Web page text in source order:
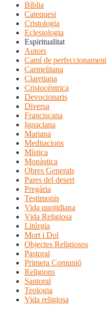
Bíblia
Catequesi
Cristologia
Eclesiologia
Espiritualitat
Autors
Camí de perfeccionament
Carmelitana
Claretiana
Cristocéntrica
Devocionaris
Diversa
Franciscana
Ignaciana
Mariana
Meditacions
Mística
Monàstica
Obres Generals
Pares del desert
Pregària
Testimonis
Vida quotidiana
Vida Religiosa
Litúrgia
Mort i Dol
Objectes Religiosos
Pastoral
Primera Comunió
Religions
Santoral
Teologia
Vida religiosa